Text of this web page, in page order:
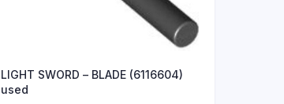
LIGHT SWORD – BLADE (6116604)
used